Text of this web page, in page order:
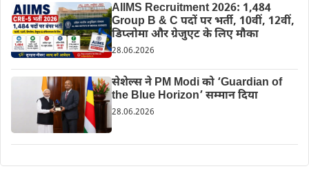
AIIMS Recruitment 2026: 1,484
Group B & C पदों पर भर्ती, 10वीं, 12वीं,
डिप्लोमा और ग्रेजुएट के लिए मौका
28.06.2026
सेशेल्स ने PM Modi को ‘Guardian of
the Blue Horizon’ सम्मान दिया
28.06.2026